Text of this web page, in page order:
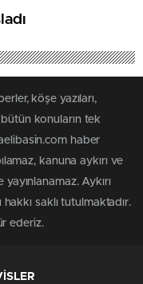
köşe yazıları,
konuların tek
haber
kanuna aykırı ve
Aykırı
saklı tutulmaktadır.
ederiz.